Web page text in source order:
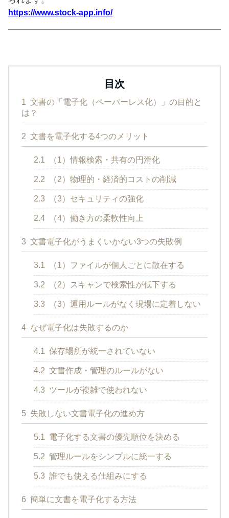
https://www.stock-app.info/
目次
1 文書の「電子化（ペーパーレス化）」の目的と
は？
2 文書を電子化する4つのメリット
2.1 （1）情報検索・共有の円滑化
2.2 （2）物理的・経済的コストの削減
2.3 （3）セキュリティの強化
2.4 （4）働き方の柔軟性向上
3 文書電子化がうまくいかない3つの失敗例
3.1 （1）ファイルが個人ごとに散在する
3.2 （2）スキャンで検索性が低下する
3.3 （3）運用ルールがなく現場に定着しない
4 なぜ電子化は失敗するのか
4.1 保存場所が統一されていない
4.2 文書作成・管理のルールがない
4.3 ツールが複雑で使われない
5 失敗しない文書電子化の進め方
5.1 電子化する文書の優先順位を決める
5.2 管理ルールをシンプルに統一する
5.3 誰でも使える仕組みにする
6 簡単に文書を電子化する方法